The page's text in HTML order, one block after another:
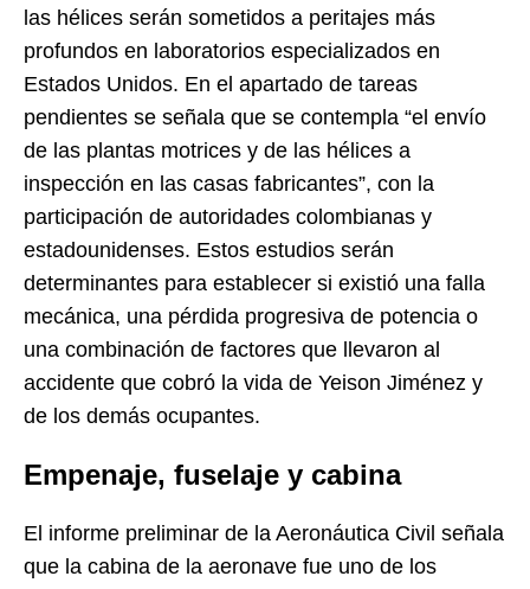
las hélices serán sometidos a peritajes más
profundos en laboratorios especializados en
Estados Unidos. En el apartado de tareas
pendientes se señala que se contempla “el envío
de las plantas motrices y de las hélices a
inspección en las casas fabricantes”, con la
participación de autoridades colombianas y
estadounidenses. Estos estudios serán
determinantes para establecer si existió una falla
mecánica, una pérdida progresiva de potencia o
una combinación de factores que llevaron al
accidente que cobró la vida de Yeison Jiménez y
de los demás ocupantes.
Empenaje, fuselaje y cabina
El informe preliminar de la Aeronáutica Civil señala
que la cabina de la aeronave fue uno de los